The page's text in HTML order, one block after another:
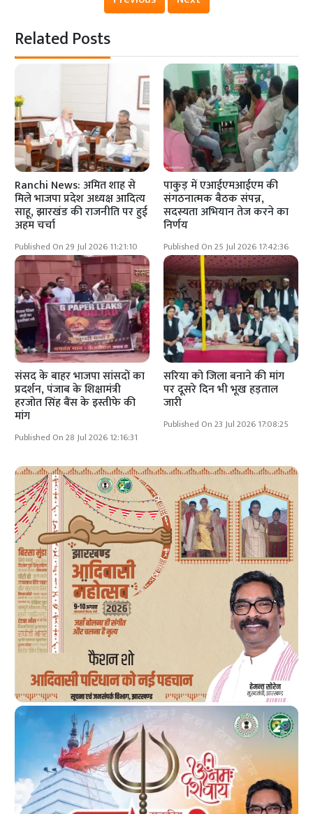
Related Posts
Ranchi News: अमित शाह से
मिले भाजपा प्रदेश अध्यक्ष आदित्य
साहू, झारखंड की राजनीति पर हुई
अहम चर्चा
Published On 29 Jul 2026 11:21:10
पाकुड़ में एआईएमआईएम की
संगठनात्मक बैठक संपन्न,
सदस्यता अभियान तेज करने का
निर्णय
Published On 25 Jul 2026 17:42:36
संसद के बाहर भाजपा सांसदों का
प्रदर्शन, पंजाब के शिक्षामंत्री
हरजोत सिंह बैंस के इस्तीफे की
मांग
Published On 28 Jul 2026 12:16:31
सरिया को जिला बनाने की मांग
पर दूसरे दिन भी भूख हड़ताल
जारी
Published On 23 Jul 2026 17:08:25